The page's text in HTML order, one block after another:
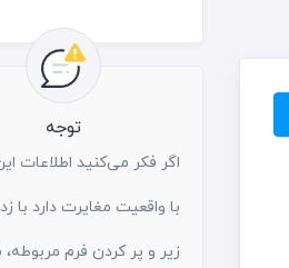
توجه
اگر فکر می‌کنید اطلاعات
با واقعیت مغایرت دارد با
زیر و پر کردن فرم مربوطه،